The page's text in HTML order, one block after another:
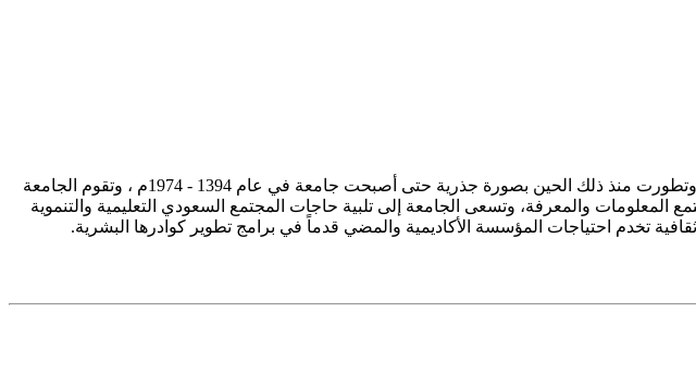
تأسست جامعة الإمام محمد بن سعود الإسلامية ممثلة في كلية الشريعة في سنة 1373هـ 1953م، وتطورت منذ ذلك الحين بصورة جذرية حتى أصبحت جامعة في عام 1394 - 1974م ، وتقوم الجامعة
المعلومات والمعرفة، وتسعى الجامعة إلى تلبية حاجات المجتمع السعودي التعليمية والتنموية
تخدم احتياجات المؤسسة الأكاديمية والمضي قدماً في برامج تطوير كوادرها البشرية.